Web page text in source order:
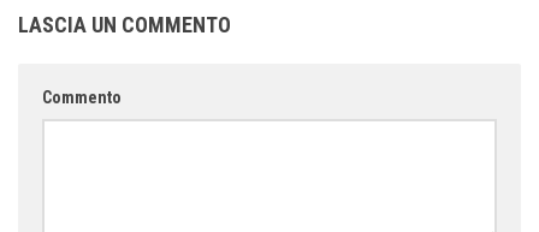
LASCIA UN COMMENTO
Commento